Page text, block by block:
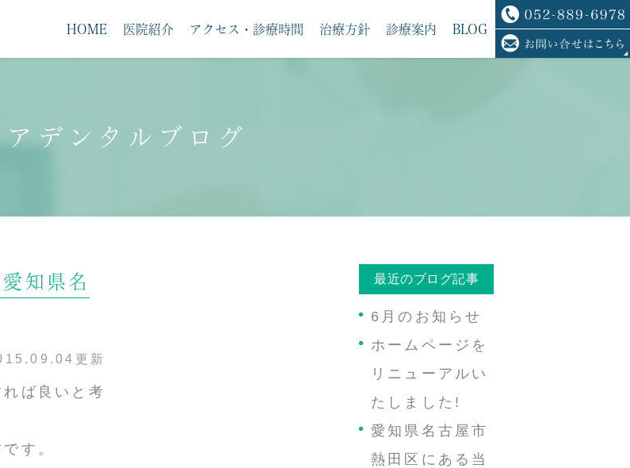
HOME 医院紹介
案内
アクセス・診療時間 治療方針 診療案内 BLOG
アデンタルブログ
知県名
更新
ば良いと考
す。
最近のブログ記事
6月のお知らせ
ホームページを
リニューアルい
たしました!
愛知県名古屋市
熱田区にある当